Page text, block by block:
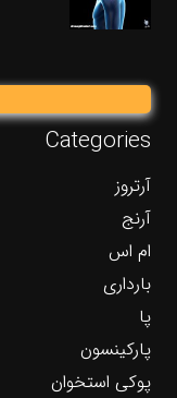
Categories
آرتروز
آرنج
ام اس
بارداری
پا
پارکینسون
پوکی استخوان